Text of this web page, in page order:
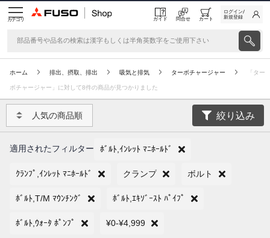
カテゴリ ガイド 問合せ カート
ログイン/
新規登録
ホーム 排出、摂取、排出 吸気と排気 ターボチャージャー 「ター
ボチャージャー」に対して8件の商品が見つかりました
人気の商品順 絞り込み
適用されたフィルター ﾎﾞﾙﾄ,ｲﾝﾚｯﾄ ﾏﾆﾎｰﾙﾄﾞ
ｸﾗﾝﾌﾟ,ｲﾝﾚｯﾄ ﾏﾆﾎｰﾙﾄﾞ クランプ ボルト
ﾎﾞﾙﾄ,T/M ﾏｳﾝﾁﾝｸﾞ ﾎﾞﾙﾄ,ｴｷｿﾞｰｽﾄ ﾊﾟｲﾌﾟ
ﾎﾞﾙﾄ,ｳｫｰﾀ ﾎﾟﾝﾌﾟ ¥0-¥4,999